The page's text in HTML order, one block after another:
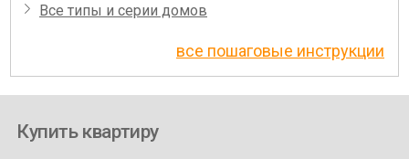
Все типы и серии домов
все пошаговые инструкции
Купить квартиру